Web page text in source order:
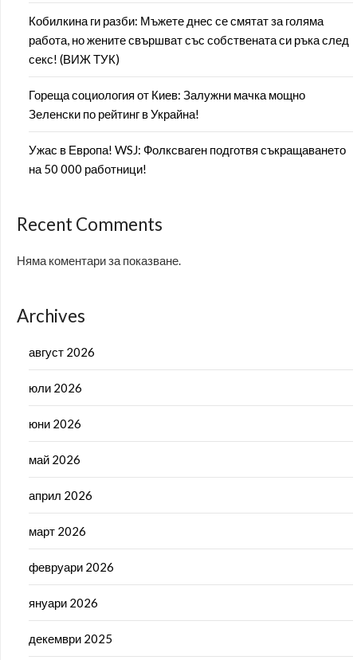
Кобилкина ги разби: Мъжете днес се смятат за голяма
работа, но жените свършват със собствената си ръка след
секс! (ВИЖ ТУК)
Гореща социология от Киев: Залужни мачка мощно
Зеленски по рейтинг в Украйна!
Ужас в Европа! WSJ: Фолксваген подготвя съкращаването
на 50 000 работници!
Recent Comments
Няма коментари за показване.
Archives
август 2026
юли 2026
юни 2026
май 2026
април 2026
март 2026
февруари 2026
януари 2026
декември 2025